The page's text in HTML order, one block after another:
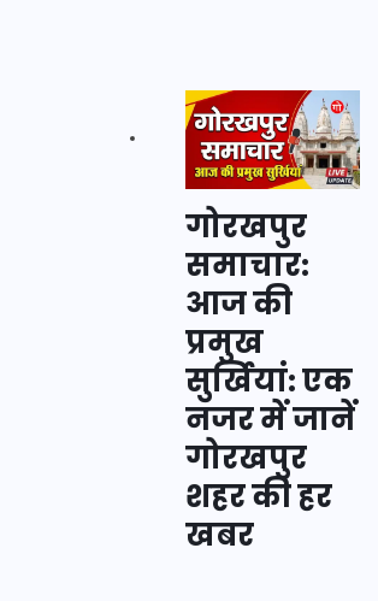
गोरखपुर
समाचार:
आज की
प्रमुख
सुर्खियां: एक
नजर में जानें
गोरखपुर
शहर की हर
खबर